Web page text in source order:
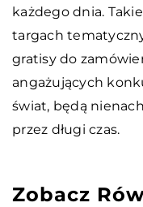
każdego dnia.
targach
gratisy do
angażujących
świat, będą
przez długi czas.
Zobacz